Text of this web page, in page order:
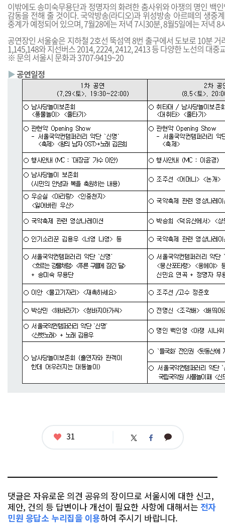
이밖에도 송미숙무용단과 정명자의 화려한 춤사위와 아쟁의 명인 백
감동을 전해 줄 것이다. 국악방송(라디오)과 위성방송 아르떼의 생중
중계가 예정되어 있으며, 7월28에는 저녁 7시30분, 8월5일에는 저녁 8
공연장인 서울숲은 지하철 2호선 뚝섬역 8번 출구에서 도보로 10분 거
1,145,148와 지선버스 2014, 2224, 2412, 2413 등 다양한 노선의 대중
※ 문의 서울시 문화과 3707-9419~20
▶공연일정
좋
31 트 페 카
댓글은 자유로운 의견 공유의 장이므로 서울시에 대한 신고,
제안, 건의 등 답변이나 개선이 필요한 사항에 대해서는 전자
민원 응답소 누리집을 이용하여 주시기 바랍니다.